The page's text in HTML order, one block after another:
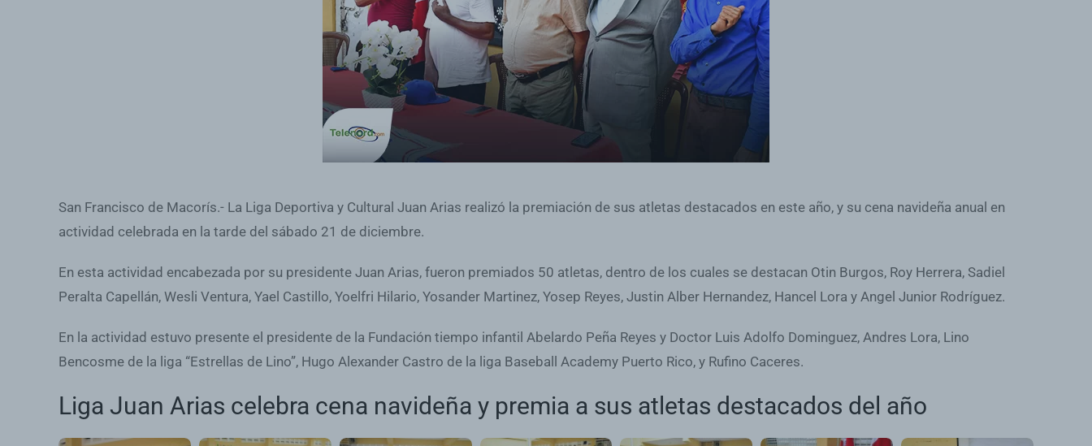
San Francisco de Macorís.- La Liga Deportiva y Cultural Juan Arias realizó la premiación de sus atletas destacados en este año, y su cena navideña anual en
actividad celebrada en la tarde del sábado 21 de diciembre.
En esta actividad encabezada por su presidente Juan Arias, fueron premiados 50 atletas, dentro de los cuales se destacan Otin Burgos, Roy Herrera, Sadiel
Peralta Capellán, Wesli Ventura, Yael Castillo, Yoelfri Hilario, Yosander Martinez, Yosep Reyes, Justin Alber Hernandez, Hancel Lora y Angel Junior Rodríguez.
En la actividad estuvo presente el presidente de la Fundación tiempo infantil Abelardo Peña Reyes y Doctor Luis Adolfo Dominguez, Andres Lora, Lino
Bencosme de la liga “Estrellas de Lino”, Hugo Alexander Castro de la liga Baseball Academy Puerto Rico, y Rufino Caceres.
Liga Juan Arias celebra cena navideña y premia a sus atletas destacados del año